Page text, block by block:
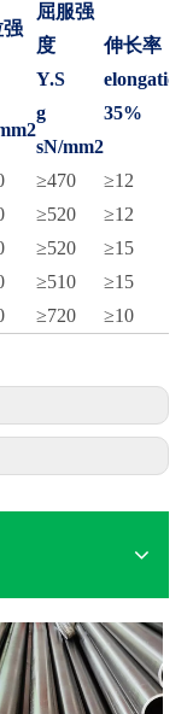
强
屈服强
度
Y.S
g
sN/mm2
伸长率
elongation
35%
≥470
≥12
≥520
≥12
≥520
≥15
≥510
≥15
≥720 ≥10